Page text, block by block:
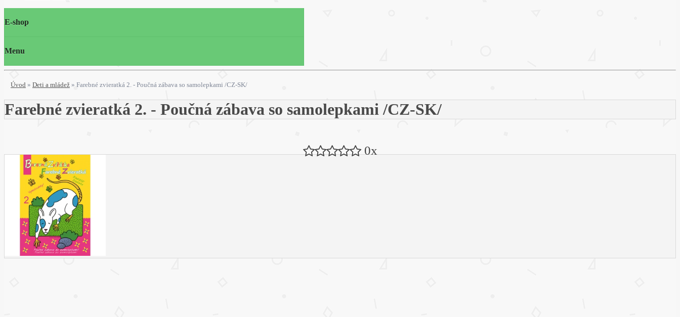
E-shop
Menu
Úvod » Deti a mládež » Farebné zvieratká 2. - Poučná zábava so samolepkami /CZ-SK/
Farebné zvieratká 2. - Poučná zábava so samolepkami /CZ-SK/
0x